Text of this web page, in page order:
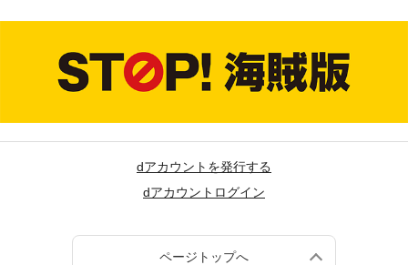
dアカウントを発行する
dアカウントログイン
ページトップへ